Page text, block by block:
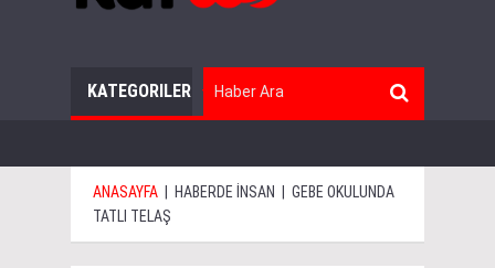
KATEGORILER
ANASAYFA | HABERDE İNSAN | GEBE OKULUNDA
TATLI TELAŞ